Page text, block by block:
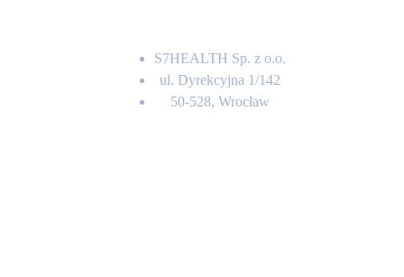
S7HEALTH Sp. z o.o.
ul. Dyrekcyjna 1/142
50-528, Wrocław